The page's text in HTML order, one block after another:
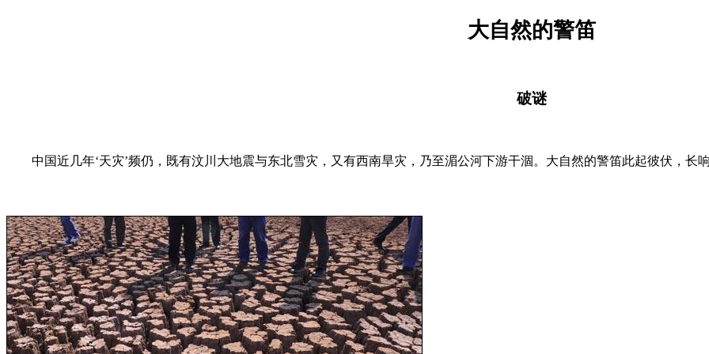
大自然的警笛
破谜
中国近几年‘天灾’频仍，既有汶川大地震与东北雪灾，又有西南旱灾，乃至湄公河下游干涸。 大自然的警笛此起彼伏，长